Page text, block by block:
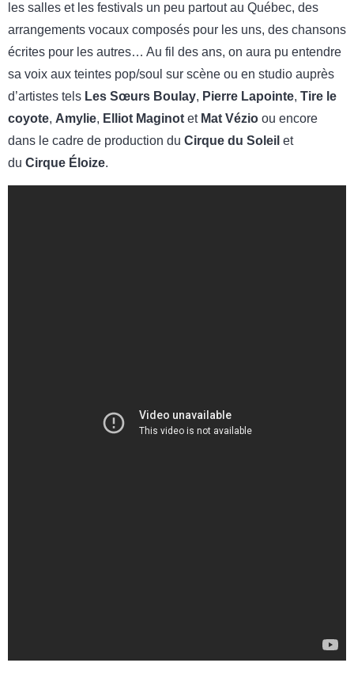
les salles et les festivals un peu partout au Québec, des
arrangements vocaux composés pour les uns, des chansons
écrites pour les autres… Au fil des ans, on aura pu entendre
sa voix aux teintes pop/soul sur scène ou en studio auprès
d’artistes tels Les Sœurs Boulay, Pierre Lapointe, Tire le
coyote, Amylie, Elliot Maginot et Mat Vézio ou encore
dans le cadre de production du Cirque du Soleil et
du Cirque Éloize.